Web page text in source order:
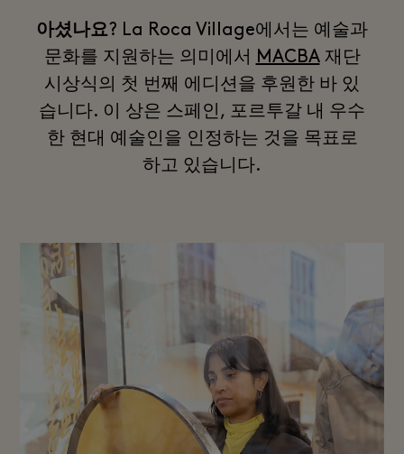
아셨나요? La Roca Village에서는 예술과
문화를 지원하는 의미에서 MACBA재단
시상식의 첫 번째 에디션을 후원한 바 있
습니다. 이 상은 스페인, 포르투갈 내 우수
한 현대 예술인을 인정하는 것을 목표로
하고 있습니다.